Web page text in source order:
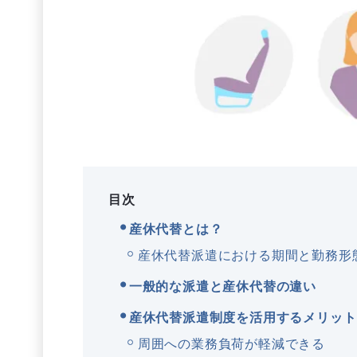
目次
産休代替とは？
産休代替派遣における期間と勤務形
一般的な派遣と産休代替の違い
産休代替派遣制度を活用するメリット
周囲への業務負荷が軽減できる